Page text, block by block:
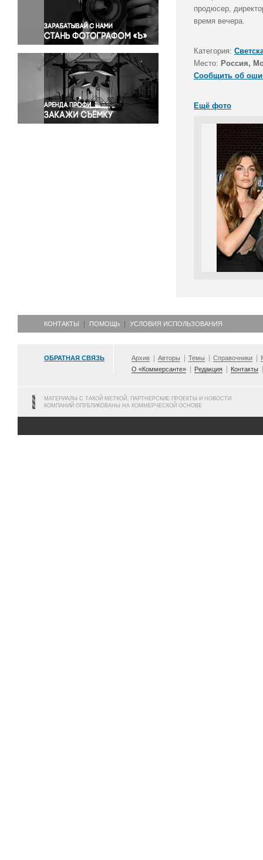
Правосудие
Происшествия и конфликты
Религия
Светская жизнь
Спорт
Экология
Экономика и бизнес
продюсер,
время вечера.
Категория:
Место: Россия,
Сообщить об
Ещё фото
КОНТАКТЫ ПОМОЩЬ УСЛОВИЯ ИСПОЛЬЗОВАНИЯ
ОБРАТНАЯ СВЯЗЬ Архив Авторы Темы Справочники
О «Коммерсанте»
Редакция Контакты
МАТЕРИАЛЫ С ТАКОЙ МЕТКОЙ, ПАРТНЕРСКИЕ ПРОЕКТЫ И НОВОСТИ
КОМПАНИЙ ОПУБЛИКОВАНЫ НА КОММЕРЧЕСКОЙ ОСНОВЕ